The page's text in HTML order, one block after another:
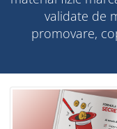
validate de
promovare,